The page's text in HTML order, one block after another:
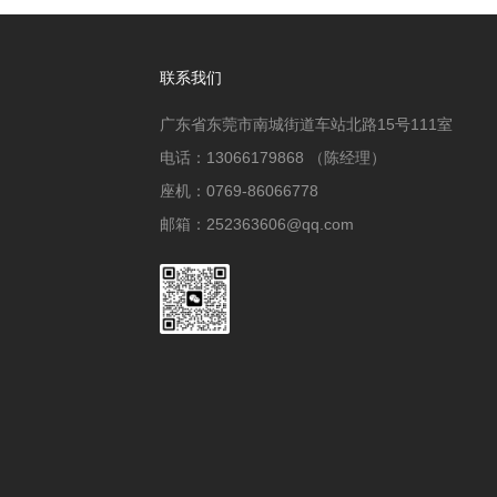
联系我们
广东省东莞市南城街道车站北路15号111室
电话：13066179868 （陈经理）
座机：0769-86066778
邮箱：252363606@qq.com